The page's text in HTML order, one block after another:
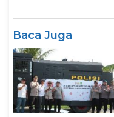
Baca Juga